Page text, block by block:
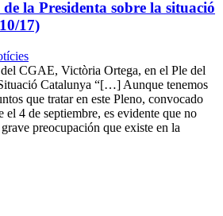
la Presidenta sobre la situació
17)
del CGAE, Victòria Ortega, en el Ple del
Catalunya “[…] Aunque tenemos
que tratar en este Pleno, convocado
el 4 de septiembre, es evidente que no
preocupación que existe en la